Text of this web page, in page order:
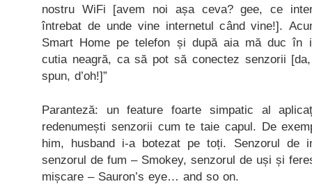
nostru WiFi [avem noi așa ceva? gee, ce
întrebat de unde vine internetul când vine!].
Smart Home pe telefon și după aia mă duc în
cutia neagră, ca să pot să conectez senzorii
spun, d’oh!]”
Paranteză: un feature foarte simpatic al
redenumești senzorii cum te taie capul. De
him, husband i-a botezat pe toți. Senzorul de
senzorul de fum – Smokey, senzorul de uși și
mișcare – Sauron’s eye… and so on.